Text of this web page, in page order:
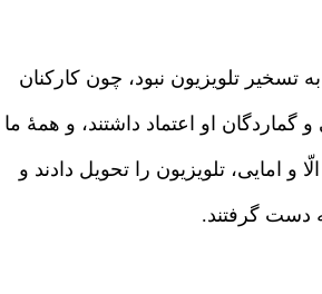
تسخیر تلویزیون نبود، چون کارکنان
گماردگان او اعتماد داشتند، و همهٔ ما
و امایی، تلویزیون را تحویل دادند و
دست گرفتند.